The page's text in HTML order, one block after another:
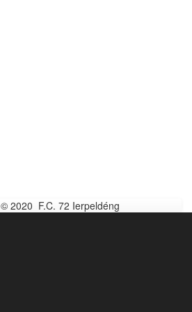
© 2020 F.C. 72 Ierpeldéng